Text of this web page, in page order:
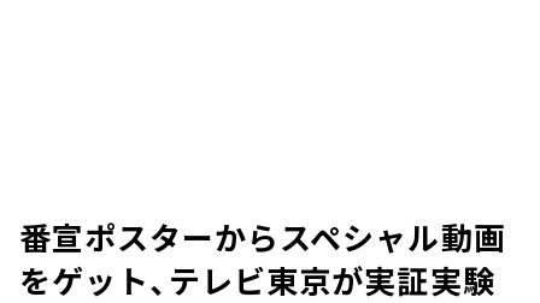
番宣ポスターからスペシャル動画
をゲット、テレビ東京が実証実験